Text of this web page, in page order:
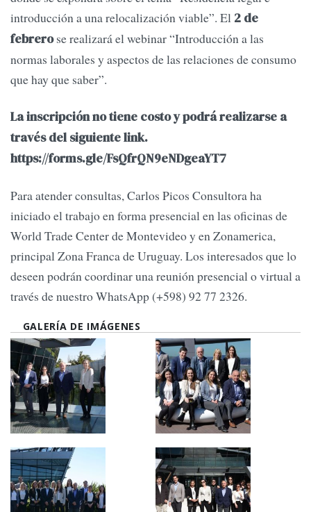
introducción a una relocalización viable”. El 2 de
febrerose realizará el webinar “Introducción a las
normas laborales y aspectos de las relaciones de consumo
que hay que saber”.
La inscripción no tiene costo y podrá realizarse a
través del siguiente link.
https://forms.gle/FsQfrQN9eNDgeaYT7
Para atender consultas, Carlos Picos Consultora ha
iniciado el trabajo en forma presencial en las oficinas de
World Trade Center de Montevideo y en Zonamerica,
principal Zona Franca de Uruguay. Los interesados que lo
deseen podrán coordinar una reunión presencial o virtual a
través de nuestro WhatsApp (+598) 92 77 2326.
GALERÍA DE IMÁGENES